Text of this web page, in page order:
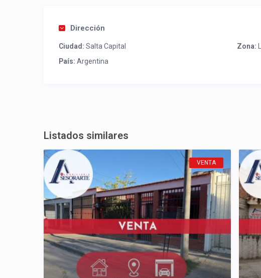
Dirección
Ciudad: Salta Capital Zona:
País: Argentina
Listados similares
VENTA